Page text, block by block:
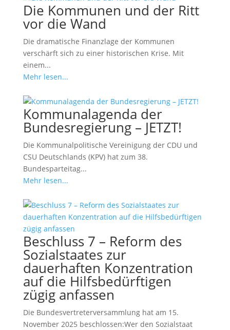
Die Kommunen und der Ritt
vor die Wand
Die dramatische Finanzlage der Kommunen
verschärft sich zu einer historischen Krise. Mit
einem...
Mehr lesen...
Kommunalagenda der
Bundesregierung – JETZT!
Die Kommunalpolitische Vereinigung der CDU und
CSU Deutschlands (KPV) hat zum 38.
Bundesparteitag...
Mehr lesen...
Beschluss 7 – Reform des
Sozialstaates zur
dauerhaften Konzentration
auf die Hilfsbedürftigen
zügig anfassen
Die Bundesvertreterversammlung hat am 15.
November 2025 beschlossen:Wer den Sozialstaat